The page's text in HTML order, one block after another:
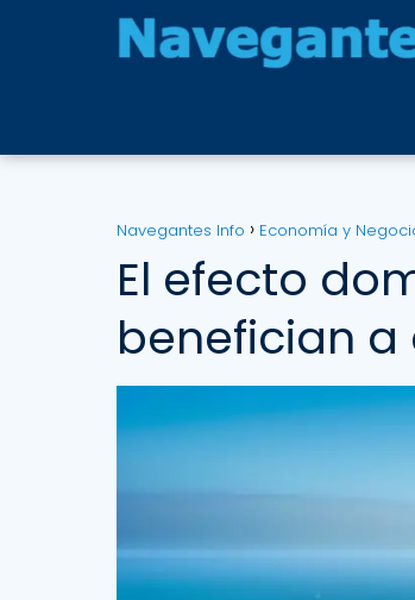
Navegantes Info Economía y
El efecto
benefician